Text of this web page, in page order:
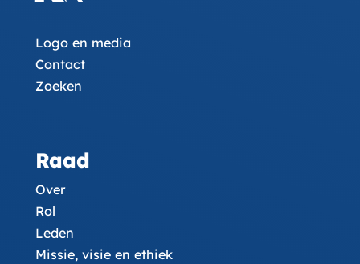
Logo en media
Contact
Zoeken
Raad
Over
Rol
Leden
Missie, visie en ethiek